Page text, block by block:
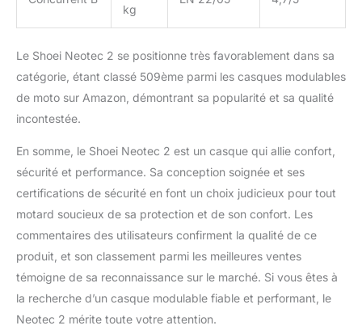
kg
Le Shoei Neotec 2 se positionne très favorablement dans sa
catégorie, étant classé 509ème parmi les casques modulables
de moto sur Amazon, démontrant sa popularité et sa qualité
incontestée.
En somme, le Shoei Neotec 2 est un casque qui allie confort,
sécurité et performance. Sa conception soignée et ses
certifications de sécurité en font un choix judicieux pour tout
motard soucieux de sa protection et de son confort. Les
commentaires des utilisateurs confirment la qualité de ce
produit, et son classement parmi les meilleures ventes
témoigne de sa reconnaissance sur le marché. Si vous êtes à
la recherche d’un casque modulable fiable et performant, le
Neotec 2 mérite toute votre attention.